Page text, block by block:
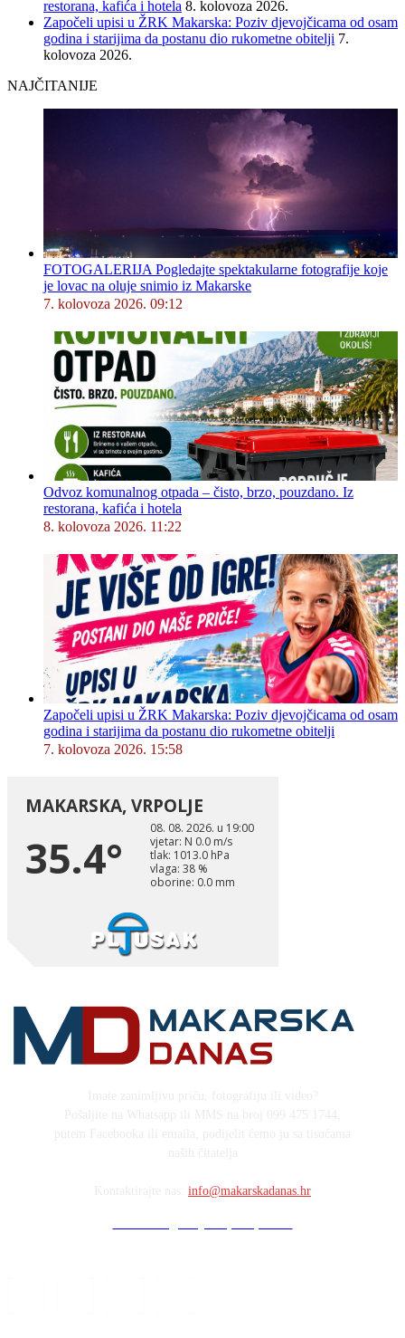
restorana, kafića i hotela 8. kolovoza 2026.
Započeli upisi u ŽRK Makarska: Poziv djevojčicama od osam
godina i starijima da postanu dio rukometne obitelji 7.
kolovoza 2026.
NAJČITANIJE
FOTOGALERIJA Pogledajte spektakularne fotografije koje
je lovac na oluje snimio iz Makarske
7. kolovoza 2026. 09:12
Odvoz komunalnog otpada – čisto, brzo, pouzdano. Iz
restorana, kafića i hotela
8. kolovoza 2026. 11:22
Započeli upisi u ŽRK Makarska: Poziv djevojčicama od osam
godina i starijima da postanu dio rukometne obitelji
7. kolovoza 2026. 15:58
info@makarskadanas.hr